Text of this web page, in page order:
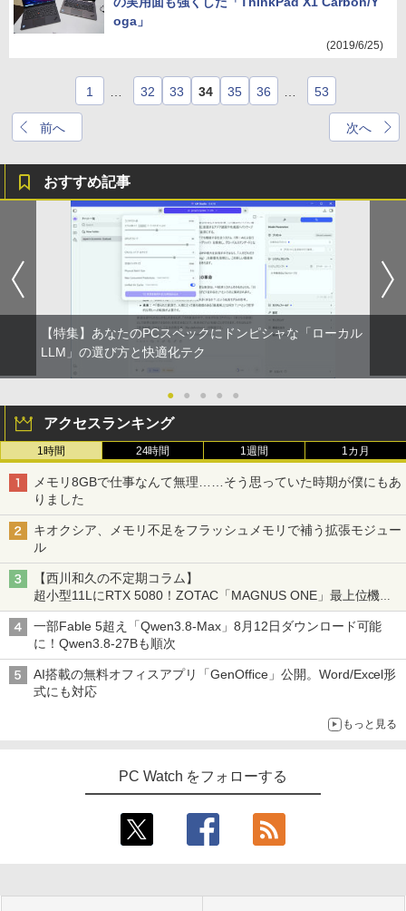
oga」
(2019/6/25)
前へ
1 32 33 34 35 36 53
次へ
おすすめ記事
【特集】あなたのPCスペックにドンピシャな「ローカル
LLM」の選び方と快適化テク
● ● ● ● ●
アクセスランキング
1時間 24時間 1週間 1カ月
メモリ8GBで仕事なんて無理……そう思っていた時期が僕にもあ
りました
キオクシア、メモリ不足をフラッシュメモリで補う拡張モジュー
ル
【西川和久の不定期コラム】
超小型11LにRTX 5080！ZOTAC「MAGNUS ONE」最上位機の
実力を探る
一部Fable 5超え「Qwen3.8-Max」8月12日ダウンロード可能
に！Qwen3.8-27Bも順次
AI搭載の無料オフィスアプリ「GenOffice」公開。Word/Excel形
式にも対応
もっと見る
PC Watch をフォローする